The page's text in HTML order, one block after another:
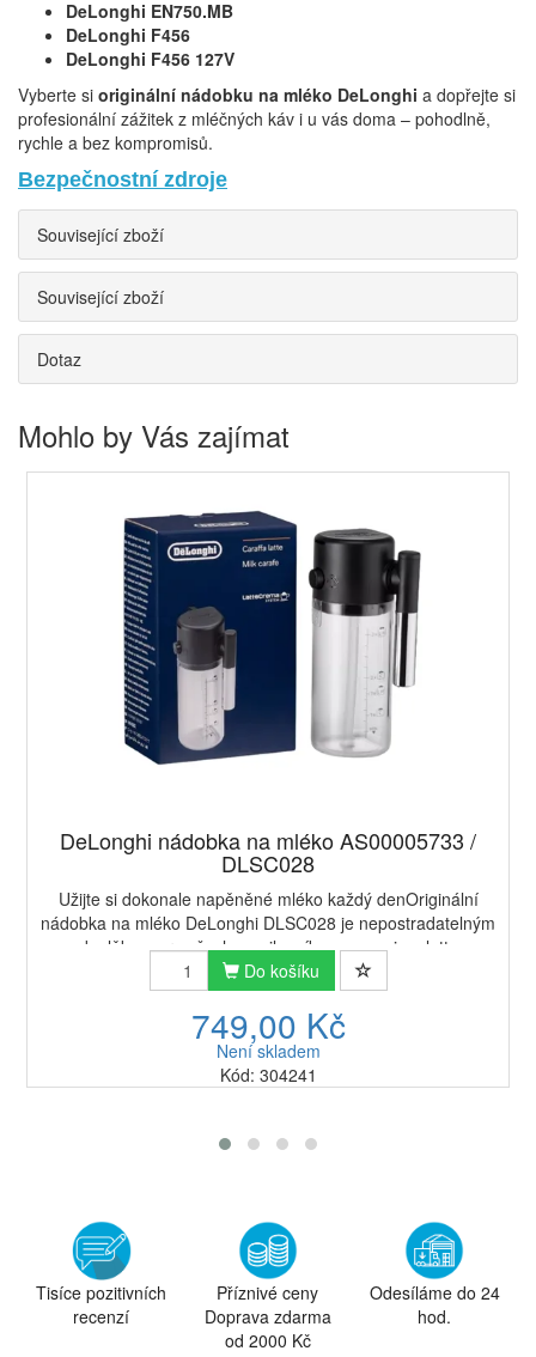
DeLonghi EN750.MB
DeLonghi F456
DeLonghi F456 127V
Vyberte si originální nádobku na mléko DeLonghi a dopřejte si
profesionální zážitek z mléčných káv i u vás doma – pohodlně,
rychle a bez kompromisů.
Bezpečnostní zdroje
Související zboží
Související zboží
Dotaz
Mohlo by Vás zajímat
DeLonghi nádobka na mléko AS00005733 /
DLSC028
Užijte si dokonale napěněné mléko každý denOriginální
nádobka na mléko DeLonghi DLSC028 je nepostradatelným
doplňkem pro všechny milovníky cappuccina, latte
macchiata nebo flat white.Díky automatickém...
Do košíku
749,00 Kč
Není skladem
Kód: 304241
Tisíce pozitivních
recenzí
Příznivé ceny
Doprava zdarma
od 2000 Kč
Odesíláme do 24
hod.